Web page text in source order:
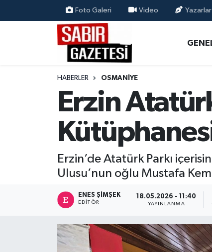
Foto Galeri Video Yazarlar
HABERLER OSMANIYE
Erzin
Erzin’de Atatürk Parkı
Ulusu’nun oğlu Mustafa
ENES ŞIMŞEK
EDITÖR
18.05.2026 - 11:40
YAYINLANMA
ÖZEL HABER
MAGAZİN
EKONOMİ
RESMİ İLANLAR
Osmaniye Nöbetçi Eczaneler
Osmaniye Hava Durumu
Osmaniye Trafik Yoğunluk Haritası
Süper Lig Puan Durumu ve Fikstür
Tüm Manşetler
Son Dakika Haberleri
Haber Arşivi